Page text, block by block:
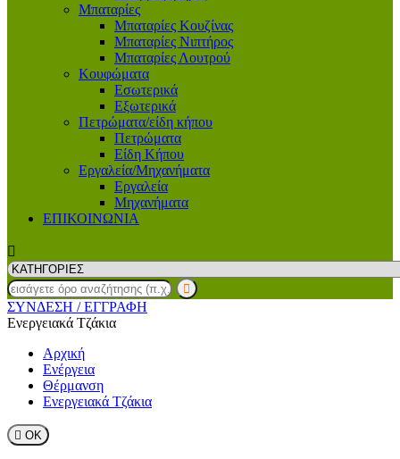
Μπαταρίες
Μπαταρίες Κουζίνας
Μπαταρίες Νιπτήρος
Μπαταρίες Λουτρού
Κουφώματα
Εσωτερικά
Εξωτερικά
Πετρώματα/είδη κήπου
Πετρώματα
Είδη Κήπου
Εργαλεία/Μηχανήματα
Εργαλεία
Μηχανήματα
ΕΠΙΚΟΙΝΩΝΙΑ
ΣΥΝΔΕΣΗ / ΕΓΓΡΑΦΗ
Ενεργειακά Τζάκια
Αρχική
Ενέργεια
Θέρμανση
Ενεργειακά Τζάκια
 ΟΚ